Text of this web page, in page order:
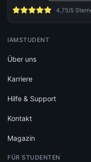
4,75/5
IAMSTUDENT
Über uns
Karriere
Hilfe & Support
Kontakt
Magazin
FÜR STUDENTEN